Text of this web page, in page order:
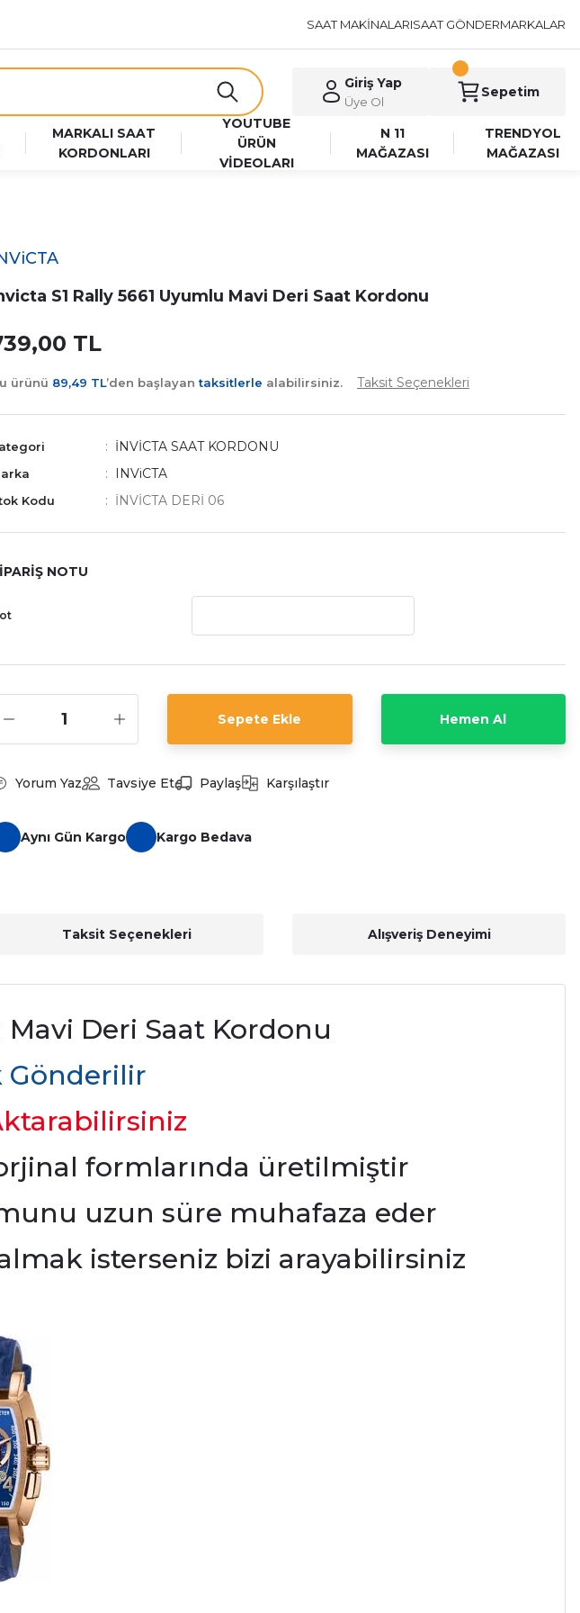
SAAT MAKİNALARISAAT GÖNDERMARKALAR
Giriş Yap
Üye Ol
Sepetim
MARKALI SAAT
KORDONLARI
YOUTUBE
ÜRÜN
VİDEOLARI
N 11
MAĞAZASI
TRENDYOL
MAĞAZASI
S1 Rally 5661 Uyumlu Mavi Deri Saat Kordonu
TL
ürünü 89,49 TL’den başlayantaksitlerle alabilirsiniz. Taksit Seçenekleri
İNVİCTA SAAT KORDONU
INViCTA
Kodu İNVİCTA DERİ 06
NOTU
Sepete Ekle Hemen Al
Yorum Yaz Tavsiye Et Paylaş Karşılaştır
Aynı Gün Kargo Kargo Bedava
Taksit Seçenekleri Alışveriş Deneyimi
Mavi Deri Saat Kordonu
Gönderilir
formlarında üretilmiştir
uzun süre muhafaza eder
isterseniz bizi arayabilirsiniz